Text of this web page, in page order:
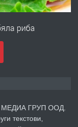
преди 2 години
риба
МЕДИА ГРУП ООД.
текстови,